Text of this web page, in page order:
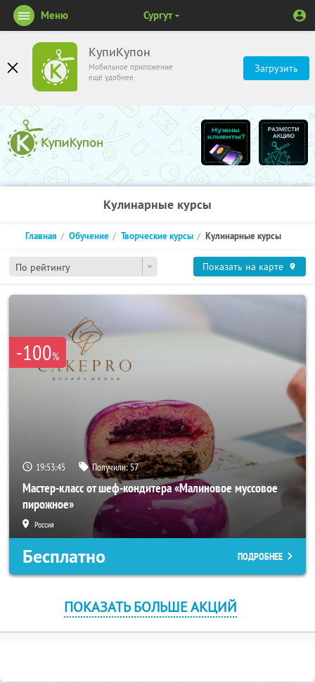
КупиКупон
Мобильное приложение
ещё удобнее
Загрузить
Меню Сургут
Кулинарные курсы
По рейтингу
Главная Обучение Творческие курсы Кулинарные курсы
Показать на карте
-100%
19:53:44 Получили:57
Мастер-класс от шеф-кондитера «Малиновое муссовое
пирожное»
Россия
Бесплатно ПОДРОБНЕЕ
ПОКАЗАТЬ БОЛЬШЕ АКЦИЙ